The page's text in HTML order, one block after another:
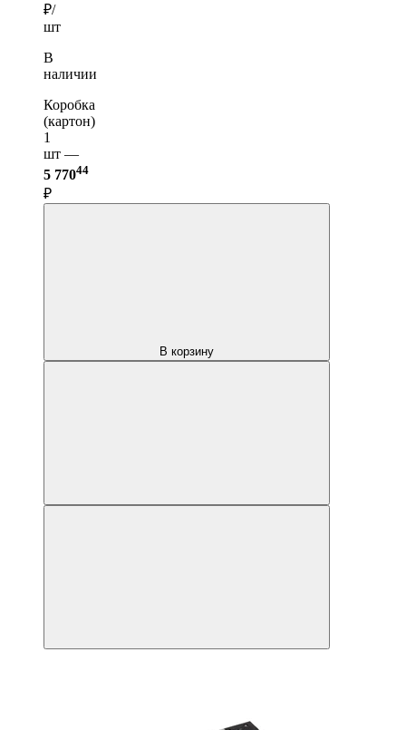
₽/
шт
В
наличии
Коробка
(картон)
1
шт —
5 77044
₽
В корзину